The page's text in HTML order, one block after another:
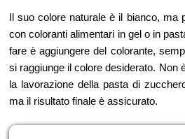
Il suo colore naturale è il bianco, ma
con coloranti alimentari in gel o in
fare è aggiungere del colorante,
si raggiunge il colore desiderato. Non
la lavorazione della pasta di
ma il risultato finale è assicurato.